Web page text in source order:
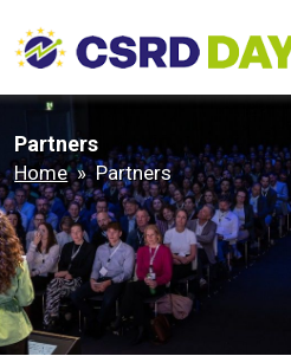
Partners
Home» Partners